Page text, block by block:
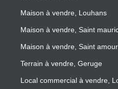
Maison à vendre, Louhans
Maison à vendre, Saint
Maison à vendre, Saint amour
Terrain à vendre, Geruge
Local commercial à vendre,